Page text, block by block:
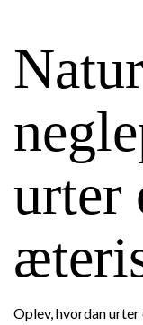
urter
Oplev, hvordan